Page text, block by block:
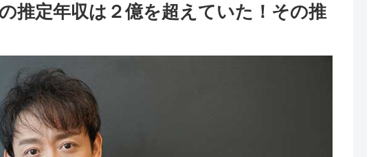
推定年収は２億を超えていた！その推